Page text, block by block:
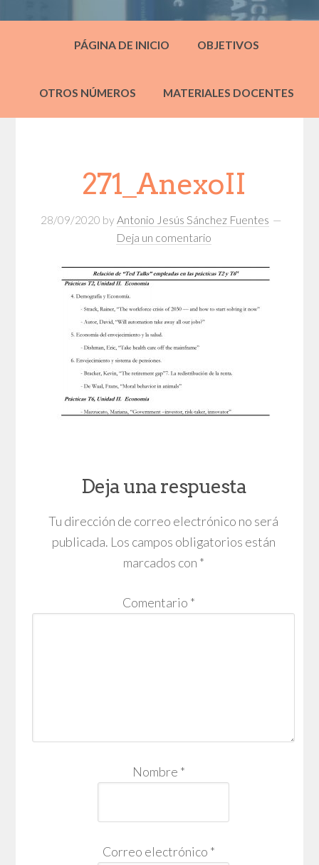
PÁGINA DE INICIO OBJETIVOS
OTROS NÚMEROS MATERIALES DOCENTES
271_AnexoII
28/09/2020 by Antonio Jesús Sánchez Fuentes
Deja un comentario
Deja una respuesta
Tu dirección de correo electrónico no será
publicada. Los campos obligatorios están
marcados con *
Comentario *
Nombre *
Correo electrónico *